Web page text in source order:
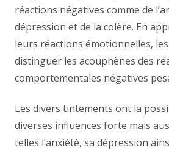
réactions négatives comme de
dépression et de la colère. En
leurs réactions émotionnelles,
distinguer les acouphènes des
comportementales négatives
Les divers tintements ont la
diverses influences forte mais
telles l’anxiété, sa dépression